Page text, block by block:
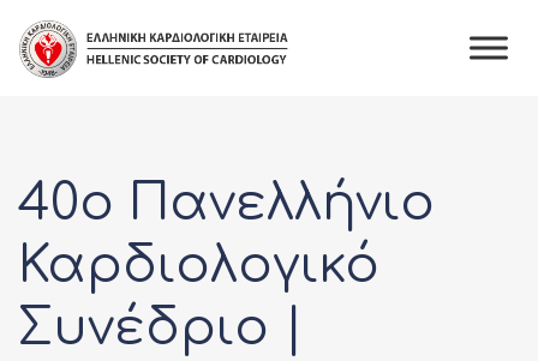
content
40ο Πανελλήνιο
Καρδιολογικό
Συνέδριο |